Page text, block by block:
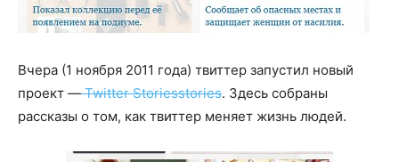
Вчера (1 ноября 2011 года) твиттер запустил новый
проект —Twitter Storiesstories. Здесь собраны
рассказы о том, как твиттер меняет жизнь людей.